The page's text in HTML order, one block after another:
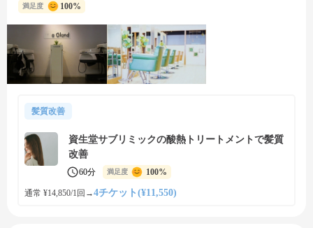
満足度 100%
髪質改善
資生堂サブリミックの酸熱トリートメントで髪質
改善
60分 満足度 100%
通常 ¥14,850/1回 →4チケット(¥11,550)